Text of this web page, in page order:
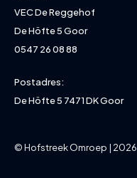
VEC De Reggehof
De Höfte 5 Goor
0547 26 08 88
Postadres:
De Höfte 5 7471 DK Goor
© Hofstreek Omroep | 2026